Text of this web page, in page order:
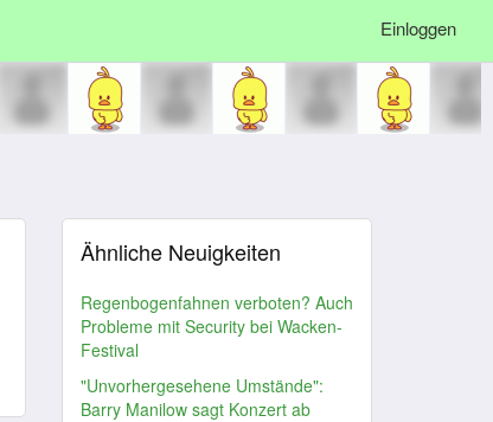
Einloggen
Ähnliche Neuigkeiten
Regenbogenfahnen verboten? Auch
Probleme mit Security bei Wacken-
Festival
"Unvorhergesehene Umstände":
Barry Manilow sagt Konzert ab